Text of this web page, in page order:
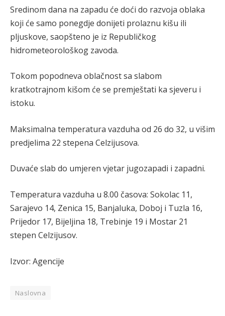
Sredinom dana na zapadu će doći do razvoja oblaka
koji će samo ponegdje donijeti prolaznu kišu ili
pljuskove, saopšteno je iz Republičkog
hidrometeorološkog zavoda.
Tokom popodneva oblačnost sa slabom
kratkotrajnom kišom će se premještati ka sjeveru i
istoku.
Maksimalna temperatura vazduha od 26 do 32, u višim
predjelima 22 stepena Celzijusova.
Duvaće slab do umjeren vjetar jugozapadi i zapadni.
Temperatura vazduha u 8.00 časova: Sokolac 11,
Sarajevo 14, Zenica 15, Banjaluka, Doboj i Tuzla 16,
Prijedor 17, Bijeljina 18, Trebinje 19 i Mostar 21
stepen Celzijusov.
Izvor: Agencije
Naslovna